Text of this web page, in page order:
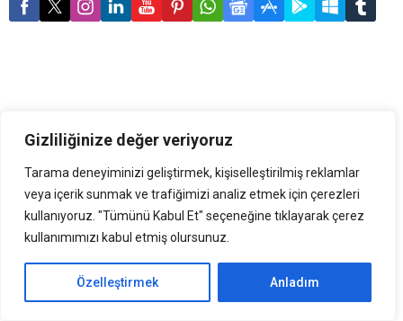
Gizliliğinize değer veriyoruz
Tarama deneyiminizi geliştirmek, kişiselleştirilmiş reklamlar
veya içerik sunmak ve trafiğimizi analiz etmek için çerezleri
kullanıyoruz. "Tümünü Kabul Et" seçeneğine tıklayarak çerez
kullanımımızı kabul etmiş olursunuz.
Özelleştirmek Anladım
amacıyla stabil bir hesap
biriminin gücünü altının